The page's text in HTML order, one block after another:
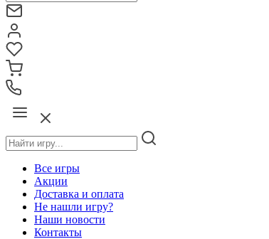
Все игры
Акции
Доставка и оплата
Не нашли игру?
Наши новости
Контакты